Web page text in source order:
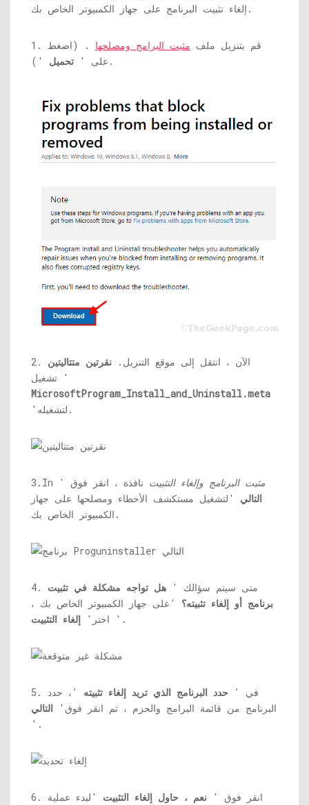
إلغاء تثبيت البرنامج على جهاز الكمبيوتر الخاص بك.
1. قم بتنزيل ملف مثبت البرامج ومصلحها . (اضغط
على ' تحميل ').
2. الآن ، انتقل إلى موقع التنزيل. نقرتين متتاليتين
تشغيل '
MicrosoftProgram_Install_and_Uninstall.meta
'لتشغيله.
3.In مثبت البرنامج وإلغاء التثبيت نافذة ، انقر فوق '
التالي 'لتشغيل مستكشف الأخطاء ومصلحها على جهاز
الكمبيوتر الخاص بك.
4. متى سيتم سؤالك ' هل تواجه مشكلة في تثبيت
برنامج أو إلغاء تثبيته؟ 'على جهاز الكمبيوتر الخاص بك ،
اختر' إلغاء التثبيت '.
5. في ' حدد البرنامج الذي تريد إلغاء تثبيته '، حدد
البرنامج من قائمة البرامج والحزم ، ثم انقر فوق' التالي
'.
6. انقر فوق ' نعم ، حاول إلغاء التثبيت 'لبدء عملية